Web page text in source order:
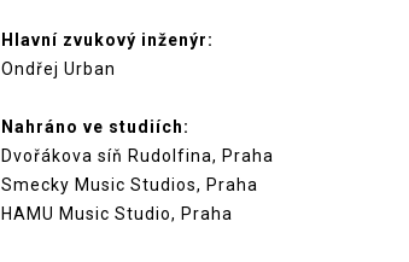
Hlavní zvukový inženýr:
Ondřej Urban
Nahráno ve studiích:
Dvořákova síň Rudolfina, Praha
Smecky Music Studios, Praha
HAMU Music Studio, Praha